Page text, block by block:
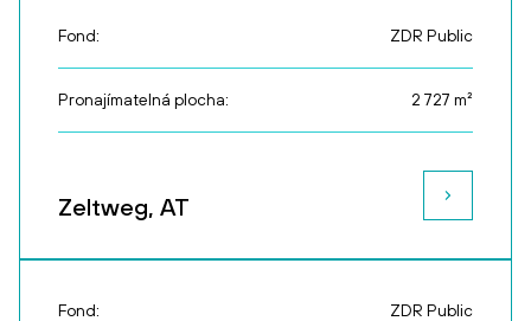
Fond: ZDR Public
Pronajímatelná plocha: 2 727 m²
Zeltweg, AT
Fond: ZDR Public